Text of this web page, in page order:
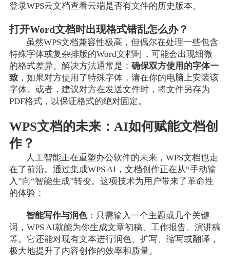
登录WPS云文档查看云端是否有文件的历史版本。
打开Word文档时出现格式错乱怎么办？
虽然WPS文档兼容性极高，但偶尔在处理一些包含
特殊字体或复杂排版的Word文档时，可能会出现细微
的格式差异。解决方法通常是： 确保双方使用的字体一
致，如果对方使用了特殊字体，请在你的电脑上安装该
字体。或者，建议对方在发送文件时，将文件另存为
PDF格式，以保证格式的绝对固定。
WPS文档的未来：AI如何赋能文档创
作？
人工智能正在重塑办公软件的未来，WPS文档也走
在了前沿。通过集成WPS AI，文档创作正在从“手动输
入”向“智能生成”转变。这项技术为用户带来了革命性
的体验：
智能写作与润色：只需输入一个主题或几个关键
词，WPS AI就能为你生成文章初稿、工作报告、演讲稿
等。它还能对现有文本进行润色、扩写、缩写或翻译，
极大地提升了内容创作的效率和质量。